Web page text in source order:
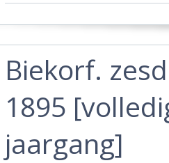
‎Biekorf.
1895
jaargang]‎